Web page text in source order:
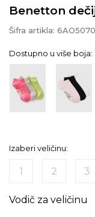
Benetton
Šifra artikla:
Dostupno u više boja:
Izaberi veličinu:
1 2 3
Vodič za veličinu